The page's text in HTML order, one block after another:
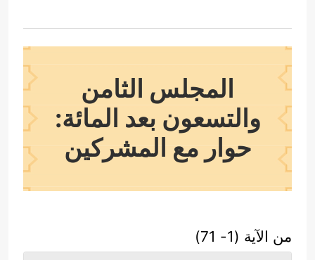
المجلس الثامن
والتسعون بعد المائة:
حوار مع المشركين
من الآية (1- 71)